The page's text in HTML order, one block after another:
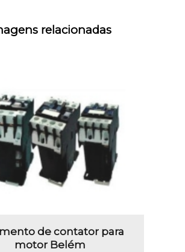
relacionadas
de contator para
motor Belém